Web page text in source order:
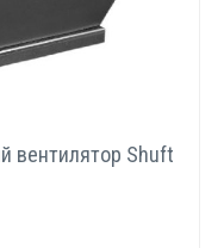
вентилятор Shuft